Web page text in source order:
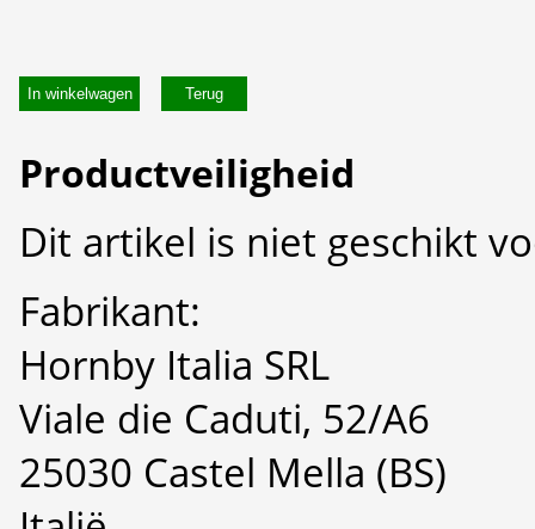
In winkelwagen
Productveiligheid
Dit artikel is niet geschikt
Fabrikant:
Hornby Italia SRL
Viale die Caduti, 52/A6
25030 Castel Mella (BS)